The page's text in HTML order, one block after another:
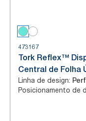
473167
Tork Reflex™
Central de Folha
Linha de design:
Posicionamento de